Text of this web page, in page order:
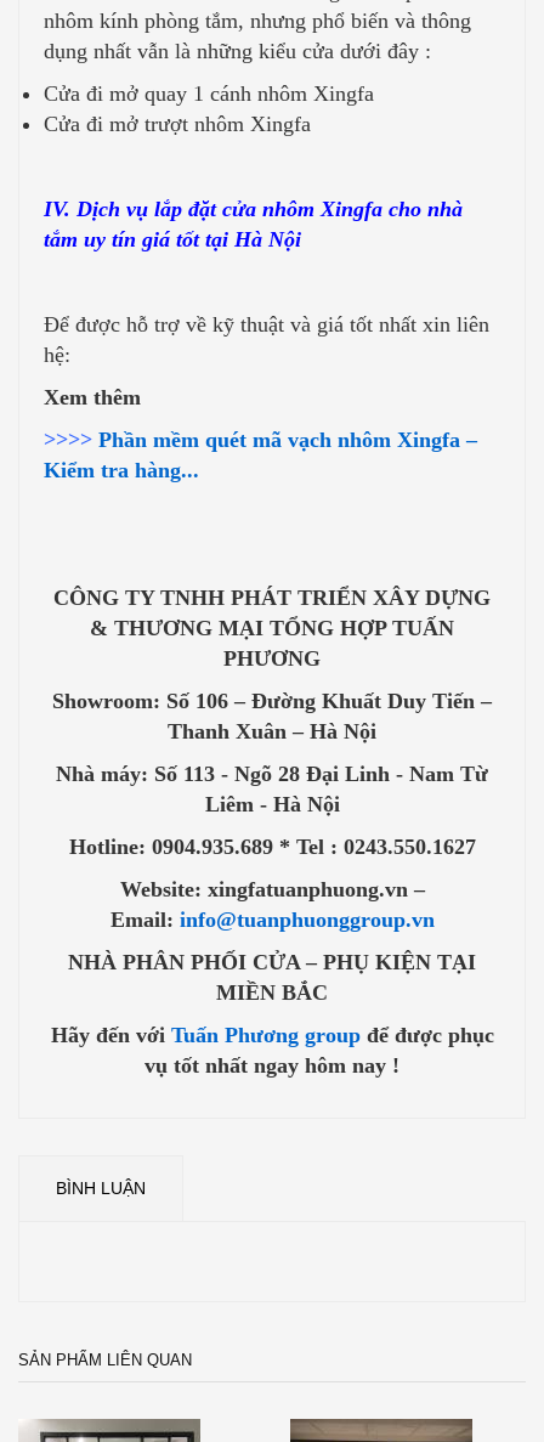
nhôm kính phòng tắm, nhưng phổ biến và thông
dụng nhất vẫn là những kiểu cửa dưới đây :
Cửa đi mở quay 1 cánh nhôm Xingfa
Cửa đi mở trượt nhôm Xingfa
IV. Dịch vụ lắp đặt cửa nhôm Xingfa cho nhà
tắm uy tín giá tốt tại Hà Nội
Để được hỗ trợ về kỹ thuật và giá tốt nhất xin liên
hệ:
Xem thêm
>>>> Phần mềm quét mã vạch nhôm Xingfa –
Kiểm tra hàng...
CÔNG TY TNHH PHÁT TRIỂN XÂY DỰNG
& THƯƠNG MẠI TỔNG HỢP TUẤN
PHƯƠNG
Showroom: Số 106 – Đường Khuất Duy Tiến –
Thanh Xuân – Hà Nội
Nhà máy: Số 113 - Ngõ 28 Đại Linh - Nam Từ
Liêm - Hà Nội
Hotline: 0904.935.689 * Tel : 0243.550.1627
Website: xingfatuanphuong.vn –
Email: info@tuanphuonggroup.vn
NHÀ PHÂN PHỐI CỬA – PHỤ KIỆN TẠI
MIỀN BẮC
Hãy đến với Tuấn Phương groupđể được phục
vụ tốt nhất ngay hôm nay !
BÌNH LUẬN
SẢN PHẨM LIÊN QUAN